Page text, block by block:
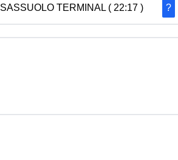
SASSUOLO TERMINAL ( 22:17 ) ?